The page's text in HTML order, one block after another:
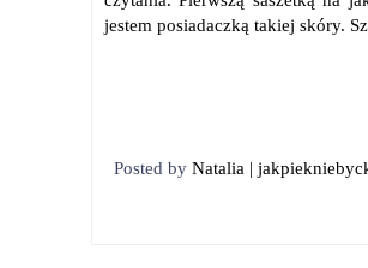
jestem posiadaczką takiej skóry.
Posted by Natalia |